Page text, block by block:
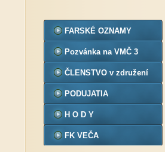
FARSKÉ OZNAMY
Pozvánka na VMČ 3
ČLENSTVO v združení
PODUJATIA
H O D Y
FK VEČA